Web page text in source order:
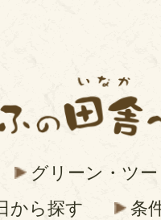
グリーン・ツ
から探す
条